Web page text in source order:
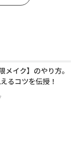
メイク】のやり方。
るコツを伝授！